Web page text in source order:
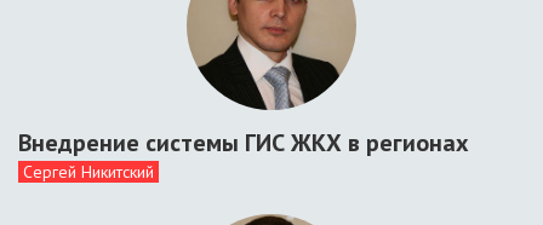
Внедрение системы ГИС ЖКХ в регионах
Сергей Никитский